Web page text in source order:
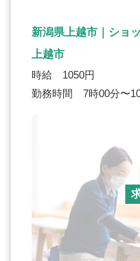
新潟県上越市｜ショ
上越市
時給 1050円
勤務時間 7時00分〜